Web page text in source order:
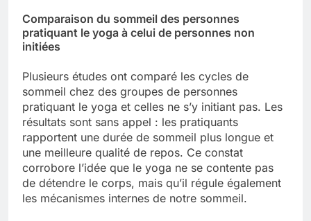
Comparaison du sommeil des personnes
pratiquant le yoga à celui de personnes non
initiées
Plusieurs études ont comparé les cycles de
sommeil chez des groupes de personnes
pratiquant le yoga et celles ne s’y initiant pas. Les
résultats sont sans appel : les pratiquants
rapportent une durée de sommeil plus longue et
une meilleure qualité de repos. Ce constat
corrobore l’idée que le yoga ne se contente pas
de détendre le corps, mais qu’il régule également
les mécanismes internes de notre sommeil.